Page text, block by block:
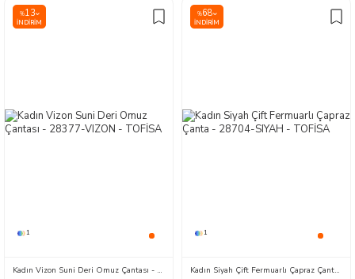
%13
İNDIRIM
1
Kadın Vizon Suni Deri Omuz Çantası - 28377-VIZON
%68
İNDIRIM
1
Kadın Siyah Çift Fermuarlı Çapraz Çanta - 28704-SIYAH